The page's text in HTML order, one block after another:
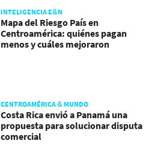
INTELIGENCIA E&N
Mapa del Riesgo País en
Centroamérica: quiénes pagan
menos y cuáles mejoraron
CENTROAMÉRICA & MUNDO
Costa Rica envió a Panamá una
propuesta para solucionar disputa
comercial